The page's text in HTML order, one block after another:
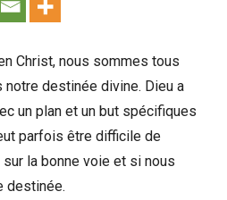
Christ, nous sommes tous
notre destinée divine. Dieu a
un plan et un but spécifiques
parfois être difficile de
la bonne voie et si nous
destinée.